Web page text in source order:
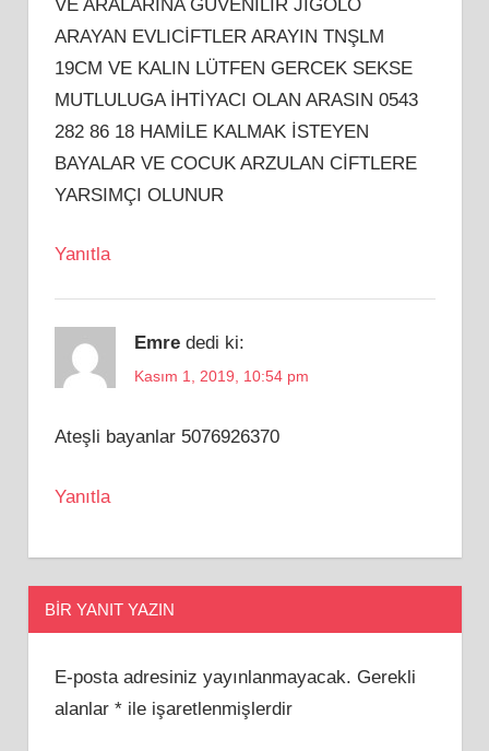
VE ARALARINA GÜVENILIR JIGOLO
ARAYAN EVLICİFTLER ARAYIN TNŞLM
19CM VE KALIN LÜTFEN GERCEK SEKSE
MUTLULUGA İHTİYACI OLAN ARASIN 0543
282 86 18 HAMİLE KALMAK İSTEYEN
BAYALAR VE COCUK ARZULAN CİFTLERE
YARSIMÇI OLUNUR
Yanıtla
Emre dedi ki:
Kasım 1, 2019, 10:54 pm
Ateşli bayanlar 5076926370
Yanıtla
BIR YANIT YAZIN
E-posta adresiniz yayınlanmayacak. Gerekli
alanlar *ile işaretlenmişlerdir